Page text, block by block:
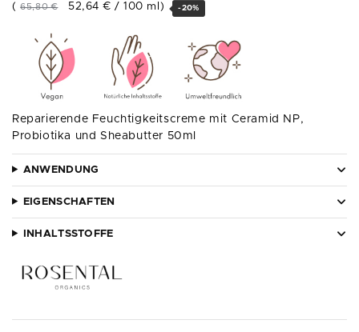
-20%
(65,80€ 52,64€ /100 ml )
Reparierende Feuchtigkeitscreme mit Ceramid NP,
Probiotika und Sheabutter 50ml
ANWENDUNG
EIGENSCHAFTEN
INHALTSSTOFFE